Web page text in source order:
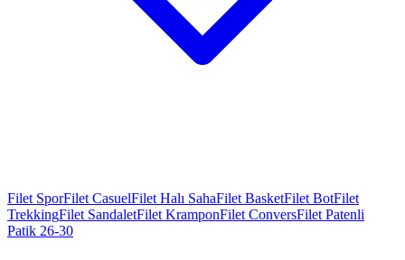
Filet SporFilet CasuelFilet Halı SahaFilet BasketFilet BotFilet
TrekkingFilet SandaletFilet KramponFilet ConversFilet Patenli
Patik 26-30